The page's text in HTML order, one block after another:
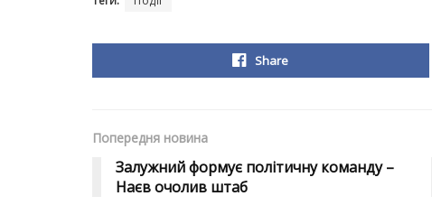
Share
Попередня новина
Залужний формує політичну команду –
Наєв очолив штаб